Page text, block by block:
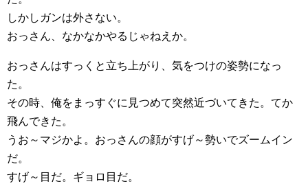
しかしガンは外さない。
おっさん、なかなかやるじゃねえか。
おっさんはすっくと立ち上がり、気をつけの姿勢になっ
た。
その時、俺をまっすぐに見つめて突然近づいてきた。てか
飛んできた。
うお～マジかよ。おっさんの顔がすげ～勢いでズームイン
だ。
すげ～目だ。ギョロ目だ。